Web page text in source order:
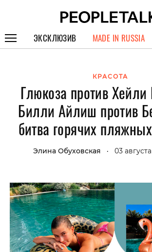
ЭКСКЛЮЗИВ
СПЕЦПРОЕКТЫ
ИНТЕРВЬЮ
ПОКОЛЕНИЕ
MADE IN RUSSIA
КРАСОТА
Глюкоза против
Билли Айлиш против
битва горячих
Элина Обуховская • 03 августа